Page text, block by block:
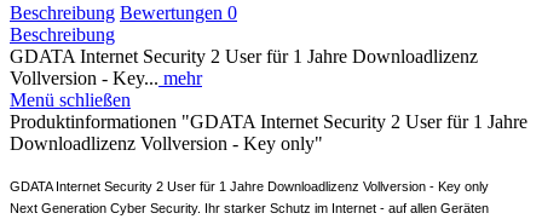
Beschreibung Bewertungen 0
Beschreibung
GDATA Internet Security 2 User für 1 Jahre Downloadlizenz
Vollversion - Key... mehr
Menü schließen
Produktinformationen "GDATA Internet Security 2 User für 1 Jahre
Downloadlizenz Vollversion - Key only"
GDATA Internet Security 2 User für 1 Jahre Downloadlizenz Vollversion - Key only
Next Generation Cyber Security. Ihr starker Schutz im Internet - auf allen Geräten